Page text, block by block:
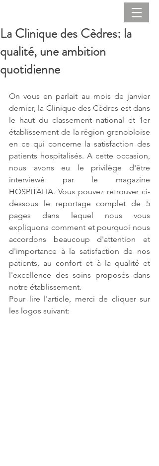
La Clinique des Cèdres: la
qualité, une ambition
quotidienne
On vous en parlait au mois de janvier
dernier, la Clinique des Cèdres est dans
le haut du classement national et 1er
établissement de la région grenobloise
en ce qui concerne la satisfaction des
patients hospitalisés. A cette occasion,
nous avons eu le privilège d'être
interviewé par le magazine
HOSPITALIA. Vous pouvez retrouver ci-
dessous le reportage complet de 5
pages dans lequel nous vous
expliquons comment et pourquoi nous
accordons beaucoup d'attention et
d'importance à la satisfaction de nos
patients, au confort et à la qualité et
l'excellence des soins proposés dans
notre établissement.
Pour lire l'article, merci de cliquer sur
les logos suivant: